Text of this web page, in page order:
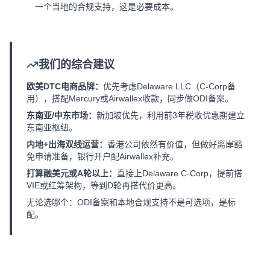
一个当地的合规支持，这是必要成本。
我们的综合建议
欧美DTC电商品牌： 优先考虑Delaware LLC（C-Corp备
用），搭配Mercury或Airwallex收款，同步做ODI备案。
东南亚/中东市场： 新加坡优先，利用前3年税收优惠期建立
东南亚枢纽。
内地+出海双线运营： 香港公司依然有价值，但做好离岸豁
免申请准备，银行开户配Airwallex补充。
打算融美元或A轮以上： 直接上Delaware C-Corp，提前搭
VIE或红筹架构，等到D轮再搭代价更高。
无论选哪个：ODI备案和本地合规支持不是可选项，是标
配。